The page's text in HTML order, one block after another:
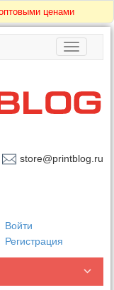
ценами
Toggle
store@printblog.ru
Войти
Регистрация